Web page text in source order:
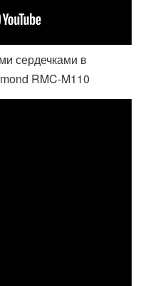
сердечками в
RMC-M110